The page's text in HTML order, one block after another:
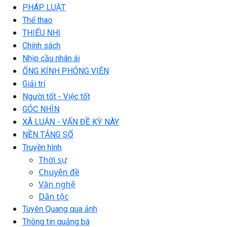
PHÁP LUẬT
Thể thao
THIẾU NHI
Chính sách
Nhịp cầu nhân ái
ỐNG KÍNH PHÓNG VIÊN
Giải trí
Người tốt - Việc tốt
GÓC NHÌN
XÃ LUẬN - VẤN ĐỀ KỲ NÀY
NỀN TẢNG SỐ
Truyền hình
Thời sự
Chuyên đề
Văn nghệ
Dân tộc
Tuyên Quang qua ảnh
Thông tin quảng bá